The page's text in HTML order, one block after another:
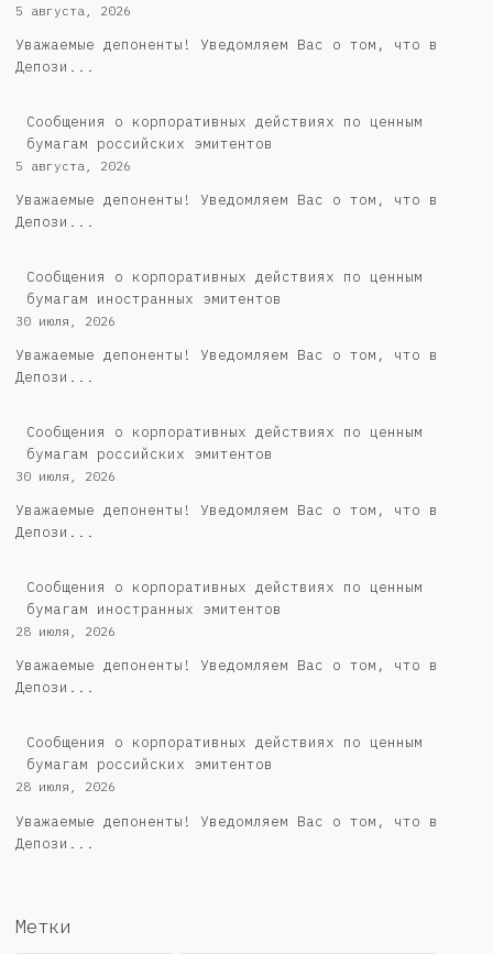
5 августа, 2026
Уважаемые депоненты! Уведомляем Вас о том, что в
Депози...
Cообщения о корпоративных действиях по ценным
бумагам российских эмитентов
5 августа, 2026
Уважаемые депоненты! Уведомляем Вас о том, что в
Депози...
Сообщения о корпоративных действиях по ценным
бумагам иностранных эмитентов
30 июля, 2026
Уважаемые депоненты! Уведомляем Вас о том, что в
Депози...
Cообщения о корпоративных действиях по ценным
бумагам российских эмитентов
30 июля, 2026
Уважаемые депоненты! Уведомляем Вас о том, что в
Депози...
Сообщения о корпоративных действиях по ценным
бумагам иностранных эмитентов
28 июля, 2026
Уважаемые депоненты! Уведомляем Вас о том, что в
Депози...
Cообщения о корпоративных действиях по ценным
бумагам российских эмитентов
28 июля, 2026
Уважаемые депоненты! Уведомляем Вас о том, что в
Депози...
Метки